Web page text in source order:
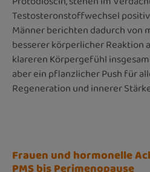
Testosteronstoffwechsel
Männer berichten dadurch von
besserer körperlicher Reaktion
klareren Körpergefühl
aber ein pflanzlicher Push für
Regeneration und innerer
Frauen und hormonelle